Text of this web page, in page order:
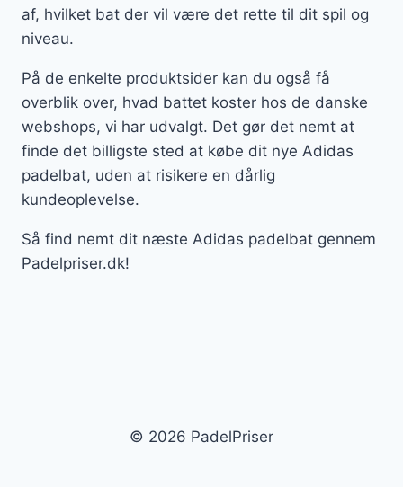
af, hvilket bat der vil være det rette til dit spil og
niveau.
På de enkelte produktsider kan du også få
overblik over, hvad battet koster hos de danske
webshops, vi har udvalgt. Det gør det nemt at
finde det billigste sted at købe dit nye Adidas
padelbat, uden at risikere en dårlig
kundeoplevelse.
Så find nemt dit næste Adidas padelbat gennem
Padelpriser.dk!
© 2026 PadelPriser